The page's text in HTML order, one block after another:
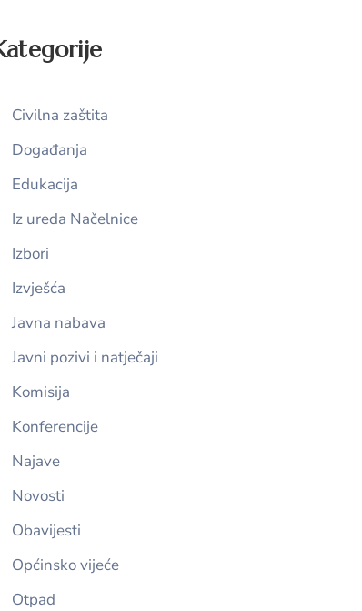
Civilna zaštita
Događanja
Edukacija
Iz ureda Načelnice
Izbori
Izvješća
Javna nabava
Javni pozivi i natječaji
Komisija
Konferencije
Najave
Novosti
Obavijesti
Općinsko vijeće
Otpad